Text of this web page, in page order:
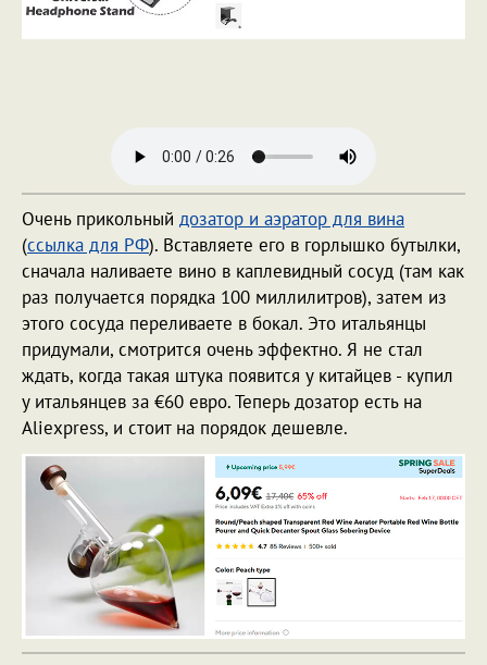
Очень прикольный дозатор и аэратор для вина
(ссылка для РФ). Вставляете его в горлышко бутылки,
сначала наливаете вино в каплевидный сосуд (там как
раз получается порядка 100 миллилитров), затем из
этого сосуда переливаете в бокал. Это итальянцы
придумали, смотрится очень эффектно. Я не стал
ждать, когда такая штука появится у китайцев - купил
у итальянцев за €60 евро. Теперь дозатор есть на
Aliexpress, и стоит на порядок дешевле.